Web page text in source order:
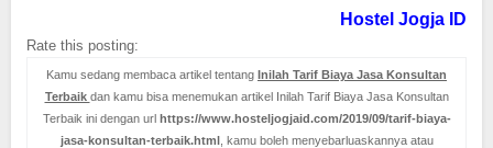
Hostel Jogja ID
Rate this posting:
Kamu sedang membaca artikel tentang Inilah Tarif Biaya Jasa Konsultan
Terbaik dan kamu bisa menemukan artikel Inilah Tarif Biaya Jasa Konsultan
Terbaik ini dengan url https://www.hosteljogjaid.com/2019/09/tarif-biaya-
jasa-konsultan-terbaik.html, kamu boleh menyebarluaskannya atau